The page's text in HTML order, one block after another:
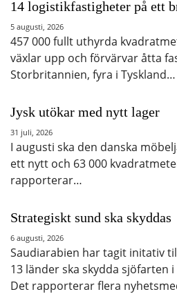
14 logistikfastigheter på ett
5 augusti, 2026
457 000 fullt uthyrda
växlar upp och förvärvar åtta
Storbritannien, fyra i Tyskland…
Jysk utökar med nytt lager
31 juli, 2026
I augusti ska den danska
ett nytt och 63 000
rapporterar…
Strategiskt sund ska skyddas
6 augusti, 2026
Saudiarabien har tagit initativ
13 länder ska skydda sjöfarten
Det rapporterar flera